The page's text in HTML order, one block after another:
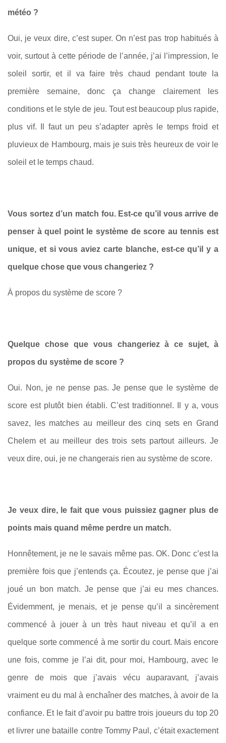
météo ?
Oui, je veux dire, c’est super. On n’est pas trop habitués à
voir, surtout à cette période de l’année, j’ai l’impression, le
soleil sortir, et il va faire très chaud pendant toute la
première semaine, donc ça change clairement les
conditions et le style de jeu. Tout est beaucoup plus rapide,
plus vif. Il faut un peu s’adapter après le temps froid et
pluvieux de Hambourg, mais je suis très heureux de voir le
soleil et le temps chaud.
Vous sortez d’un match fou. Est-ce qu’il vous arrive de
penser à quel point le système de score au tennis est
unique, et si vous aviez carte blanche, est-ce qu’il y a
quelque chose que vous changeriez ?
À propos du système de score ?
Quelque chose que vous changeriez à ce sujet, à
propos du système de score ?
Oui. Non, je ne pense pas. Je pense que le système de
score est plutôt bien établi. C’est traditionnel. Il y a, vous
savez, les matches au meilleur des cinq sets en Grand
Chelem et au meilleur des trois sets partout ailleurs. Je
veux dire, oui, je ne changerais rien au système de score.
Je veux dire, le fait que vous puissiez gagner plus de
points mais quand même perdre un match.
Honnêtement, je ne le savais même pas. OK. Donc c’est la
première fois que j’entends ça. Écoutez, je pense que j’ai
joué un bon match. Je pense que j’ai eu mes chances.
Évidemment, je menais, et je pense qu’il a sincèrement
commencé à jouer à un très haut niveau et qu’il a en
quelque sorte commencé à me sortir du court. Mais encore
une fois, comme je l’ai dit, pour moi, Hambourg, avec le
genre de mois que j’avais vécu auparavant, j’avais
vraiment eu du mal à enchaîner des matches, à avoir de la
confiance. Et le fait d’avoir pu battre trois joueurs du top 20
et livrer une bataille contre Tommy Paul, c’était exactement